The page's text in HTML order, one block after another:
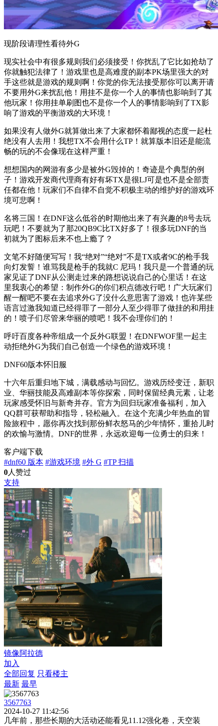
现阶段请理性看待外G
现实社会中有很多规则我们必须接受！你扰乱了它比如抢劫了
你就触犯法律了！游戏里也是高难度的副本PK场里强大的对
手这些就是游戏的规则啊！你觉的你无法接受那你可以离开请
不要用外G来扰乱他！用挂不是你一个人的事情也影响到了其
他玩家！你用挂单刷图也不是你一个人的事情影响到了TX影
响了游戏的平衡游戏的大环境！
如果没有人做外G就算做出来了大家都怀着鄙视的态度一起杜
绝没有人去用！我想TX不会用什么TP！就算版本旧还是能流
畅的玩的不会像现在这样严重！
想想国内的网游有多少是被外G毁掉的！奇迹是个典型的例
子！游戏开发商代理商有好有坏TX是很LJ可是也不是全部责
任都在他！玩家们不自律不自觉不积极主动的维护好的游戏环
境可悲啊！
名将三国！在DNF这么低谷的时期他出来了有兴趣的8号去玩
玩吧！不要就为了那20QB9C比TX好多了！很多玩DNF的当
初就为了图标后来不也上瘾了？
文笔不好随便写写！我“绝对”“绝对”不是TX或者9C的枪手我
向灯发誓！谁骂我是枪手的我就C 尼玛！我只是一个普通的玩
家见证了DNF从公测走过来的路想说说自己的心里话！在这
里我衷心的希望：制作外G的你们积点德改行吧！广大玩家们
醒一醒吧不要在去追求外G了没什么意思害了游戏！也许某些
语言过激我知道已经得罪了一部分人至少得罪了做挂的和用挂
的！喷子们尽管来华丽的喷吧！我不会理你们的！
呼吁百度各种帝组成一个反外G联盟！在DNFWOF里一起主
动拒绝外G为我们自己创造一个绿色的游戏环境！
DNF60版本怀旧服
十六年后重归地下城，满载感动与回忆。游戏历经变迁，新职
业、华丽技能及高难副本等你探索，同时保留经典元素，让老
玩家感受怀旧与新奇并存。官方为回归玩家准备福利，加入
QQ群可获帮助和指导，轻松融入。在这个充满少年热血的冒
险旅程中，愿你再次找到那份鲜衣怒马的少年情怀，重拾儿时
的欢愉与激情。DNF的世界，永远欢迎每一位勇士的归来！
客户端下载
#dnf60 版本 #游戏环境 #外 G #TP 扫描
0人赞过
支持
镜像阿拉德
加入
全部回复 只看楼主
最新 最早
3567763
2024-10-27 11:42:56
几年前，那些长期的大活动还能看见11.12强化卷，天空装